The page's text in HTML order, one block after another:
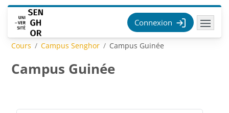
Passer au contenu principal
Connexion
Cours Campus Senghor Campus Guinée
Campus Guinée